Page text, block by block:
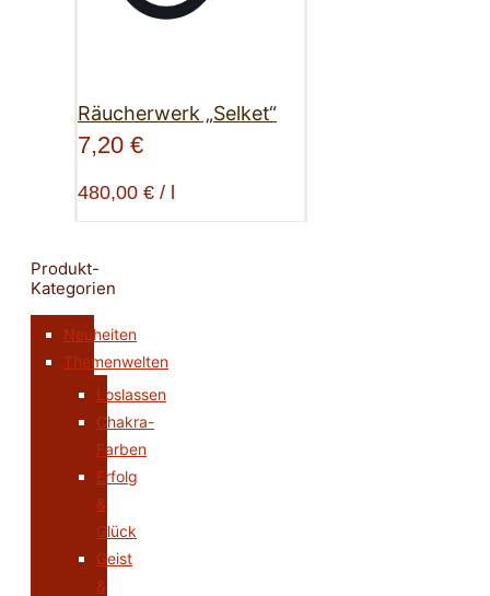
Räucherwerk „Selket“
7,20 €
480,00 € / l
Produkt-
Kategorien
Neuheiten
Themenwelten
Loslassen
Chakra-
Farben
Erfolg
&
Glück
Geist
&